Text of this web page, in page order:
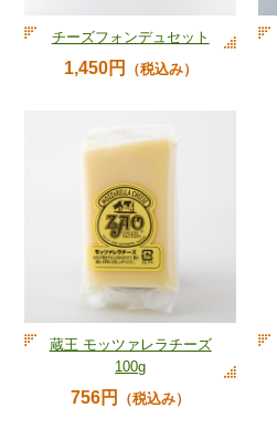
チーズフォンデュセット
1,450円 （税込み）
蔵王 モッツァレラチーズ
100g
756円 （税込み）